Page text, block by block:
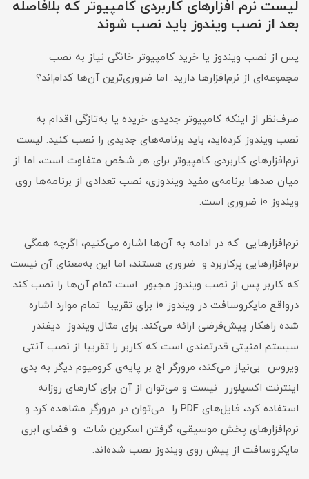
لیست نرم افزارهای کاربردی کامپیوتر که بلافاصله
بعد از نصب ویندوز باید نصب شوند
پس از نصب ویندوز یا خرید کامپیوتر خانگی نیاز به نصب
مجموعه‌ای از نرم‌افزارها دارید. اما ضروری‌ترین آن‌ها کدام‌اند؟
صرف‌نظر از اینکه کامپیوتر جدیدی خریده یا به‌تازگی اقدام به
نصب ویندوز کرده‌اید، باید برنامه‌های جدیدی را نصب کنید. لیست
نرم‌افزارهای کاربردی کامپیوتر برای هر شخص متفاوت است، اما از
میان صدها برنامه‌ی مفید ویندوزی، نصب تعدادی از برنامه‌ها روی
ویندوز ۱۰ ضروری است.
نرم‌افزارهایی که در ادامه به آن‌ها اشاره می‌کنیم، اگرچه همگی
نرم‌افزارهایی پرکاربرد و ضروری هستند، اما این به‌معنای آن نیست
که کاربر پس از نصب ویندوز مجبور است تمام آن‌ها را نصب کند.
درواقع مایکروسافت در ویندوز ۱۰ برای تقریبا تمام موارد اشاره
شده راهکار پیش‌فرضی ارائه می‌کند. برای مثال ویندوز دیفندر
سیستم امنیتی قدرتمندی است که کاربر را تقریبا از نصب آنتی
ویروس بی‌نیاز می‌کند، مرورگر اج بر پایه‌ی کرومیوم دیگر به بدی
اینترنت اکسپلورر نیست و می‌توان از آن برای کارهای روزانه
استفاده کرد، فایل‌های PDF را می‌توان در مرورگر مشاهده کرد و
نرم‌افزارهای پخش موسیقی، گرفتن اسکرین شات و فضای ابری
مایکروسافت از پیش روی ویندوز نصب شده‌اند.